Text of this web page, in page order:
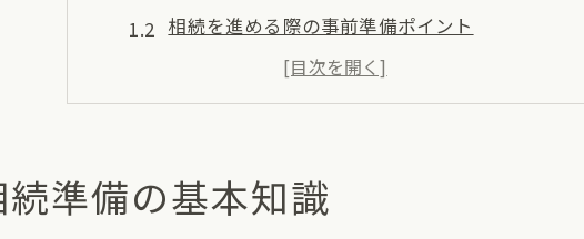
相続を進める際の事前準備ポイント
相続対策を始めるなら知っておきたい注意点
相続の基礎知識を岡崎市で身につける方法
相続を考えるなら押さえたい三ヶ月ルール
三ヶ月ルールの流れと相続判断の目安表
準備の基本知識